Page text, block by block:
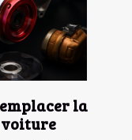
la
voiture